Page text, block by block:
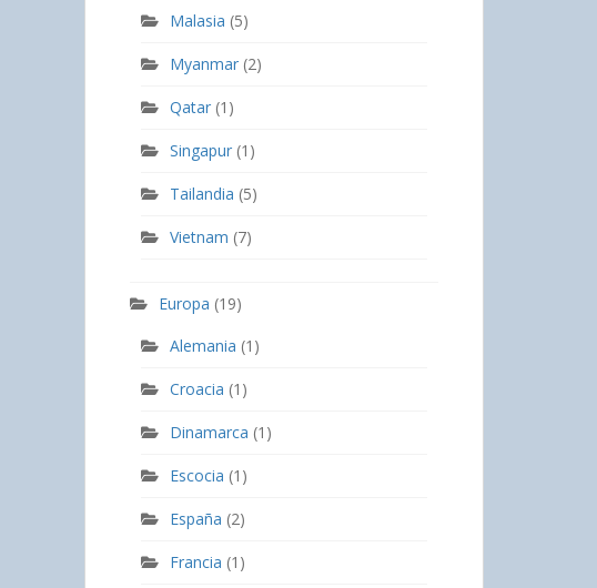
Malasia (5)
Myanmar (2)
Qatar (1)
Singapur (1)
Tailandia (5)
Vietnam (7)
Europa (19)
Alemania (1)
Croacia (1)
Dinamarca (1)
Escocia (1)
España (2)
Francia (1)